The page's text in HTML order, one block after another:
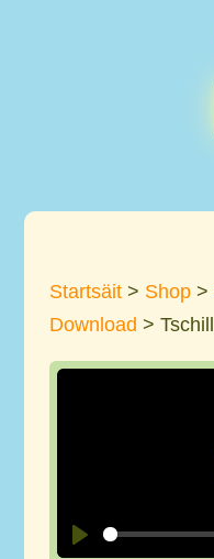
Startsäit> Shop>
Download > Tschill